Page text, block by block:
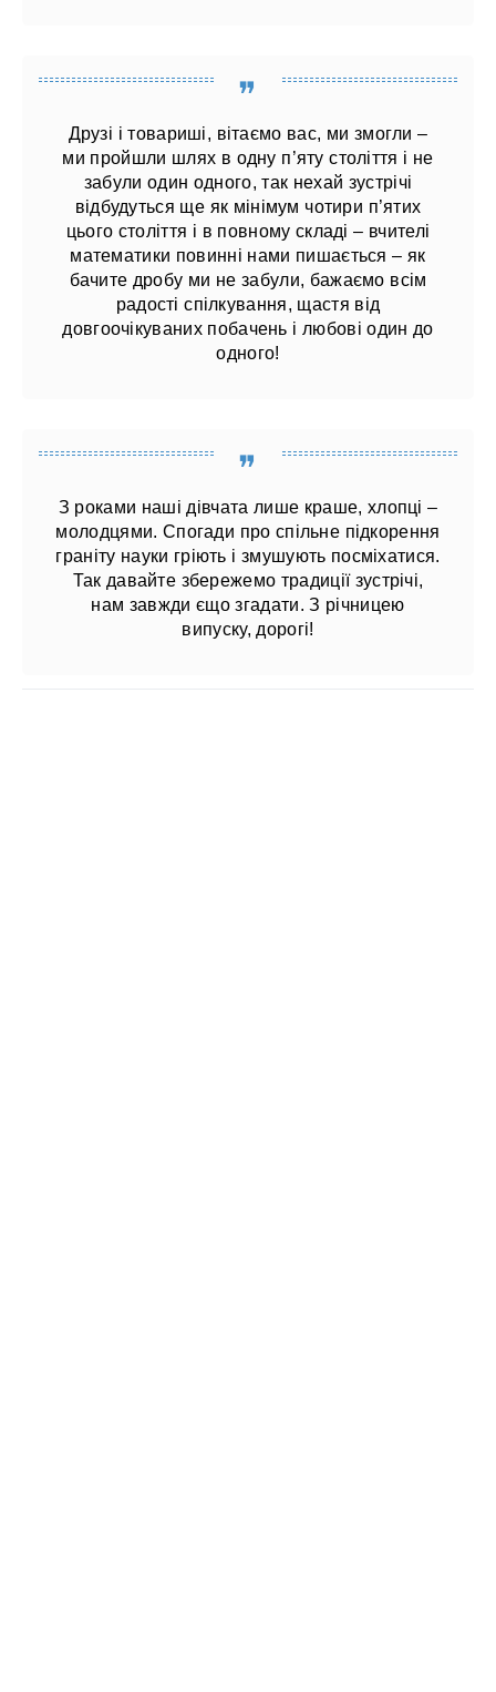
Друзі і товариші, вітаємо вас, ми змогли –
ми пройшли шлях в одну п’яту століття і не
забули один одного, так нехай зустрічі
відбудуться ще як мінімум чотири п’ятих
цього століття і в повному складі – вчителі
математики повинні нами пишається – як
бачите дробу ми не забули, бажаємо всім
радості спілкування, щастя від
довгоочікуваних побачень і любові один до
одного!
З роками наші дівчата лише краше, хлопці –
молодцями. Спогади про спільне підкорення
граніту науки гріють і змушують посміхатися.
Так давайте збережемо традиції зустрічі,
нам завжди єщо згадати. З річницею
випуску, дорогі!